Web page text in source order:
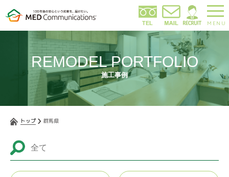
REMODEL PORTFOLIO
施工事例
トップ 群馬県
MENU